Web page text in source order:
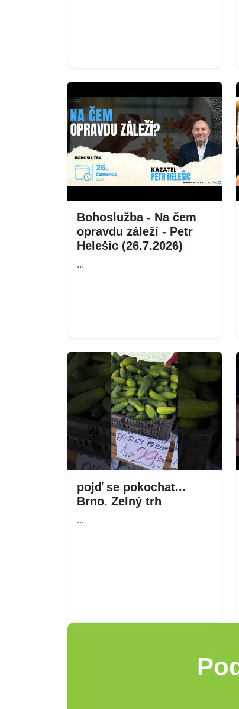
Bohoslužba - Na čem
opravdu záleží - Petr
Helešic (26.7.2026)
...
pojď se pokochat...
Brno. Zelný trh
...